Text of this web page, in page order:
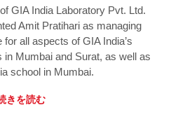
GIA India Laboratory Pvt. Ltd.
Amit Pratihari as managing
all aspects of GIA India’s
in Mumbai and Surat, as well as
school in Mumbai.
きを読む